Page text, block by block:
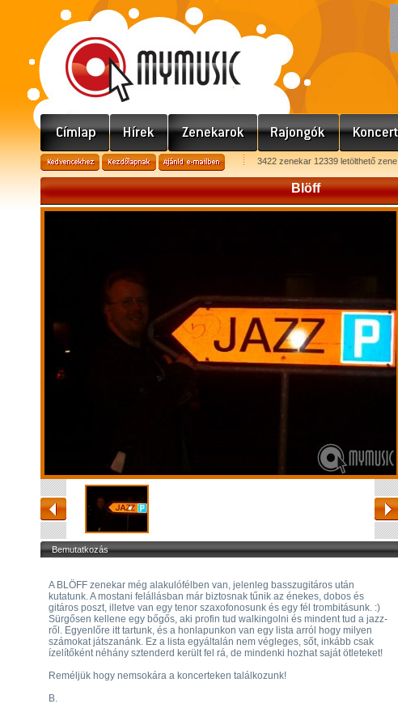
3422 zenekar 12339 letölthető zene
Blöff
Bemutatkozás
A BLÖFF zenekar még alakulófélben van, jelenleg basszugitáros után
kutatunk. A mostani felállásban már biztosnak tűnik az énekes, dobos és
gitáros poszt, illetve van egy tenor szaxofonosunk és egy fél trombitásunk. :)
Sürgősen kellene egy bőgős, aki profin tud walkingolni és mindent tud a jazz-
ről. Egyenlőre itt tartunk, és a honlapunkon van egy lista arról hogy milyen
számokat játszanánk. Ez a lista egyáltalán nem végleges, sőt, inkább csak
ízelítőként néhány sztenderd került fel rá, de mindenki hozhat saját ötleteket!
Reméljük hogy nemsokára a koncerteken találkozunk!
B.